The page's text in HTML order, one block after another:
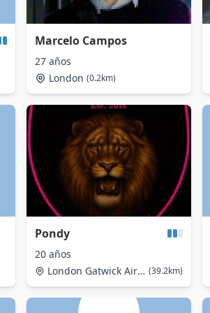
Marcelo Campos
27 años
London (0.2km)
Pondy
20 años
London Gatwick Airport (39.2km)